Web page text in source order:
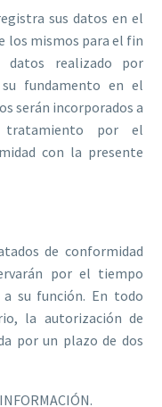
sus datos en el
los mismos para el fin
realizado por
su fundamento en el
serán incorporados a
por el
con la presente
de conformidad
por el tiempo
su función. En todo
la autorización de
por un plazo de dos